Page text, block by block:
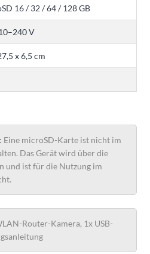
16 / 32 / 64 / 128 GB
V
x 6,5 cm
Eine microSD-Karte ist nicht im
Das Gerät wird über die
und ist für die Nutzung im
Router-Kamera, 1x USB-